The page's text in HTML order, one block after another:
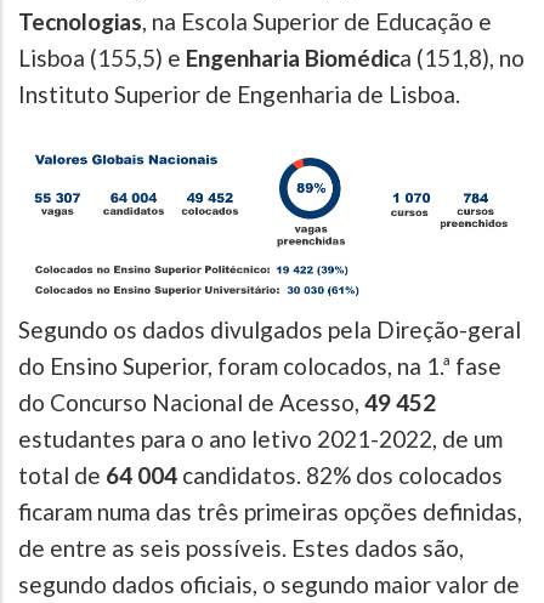
Tecnologias, na Escola Superior de Educação e
Lisboa (155,5) e Engenharia Biomédica (151,8), no
Instituto Superior de Engenharia de Lisboa.
Image
Segundo os dados divulgados pela Direção-geral
do Ensino Superior, foram colocados, na 1.ª fase
do Concurso Nacional de Acesso, 49 452
estudantes para o ano letivo 2021-2022, de um
total de 64 004 candidatos. 82% dos colocados
ficaram numa das três primeiras opções definidas,
de entre as seis possíveis. Estes dados são,
segundo dados oficiais, o segundo maior valor de